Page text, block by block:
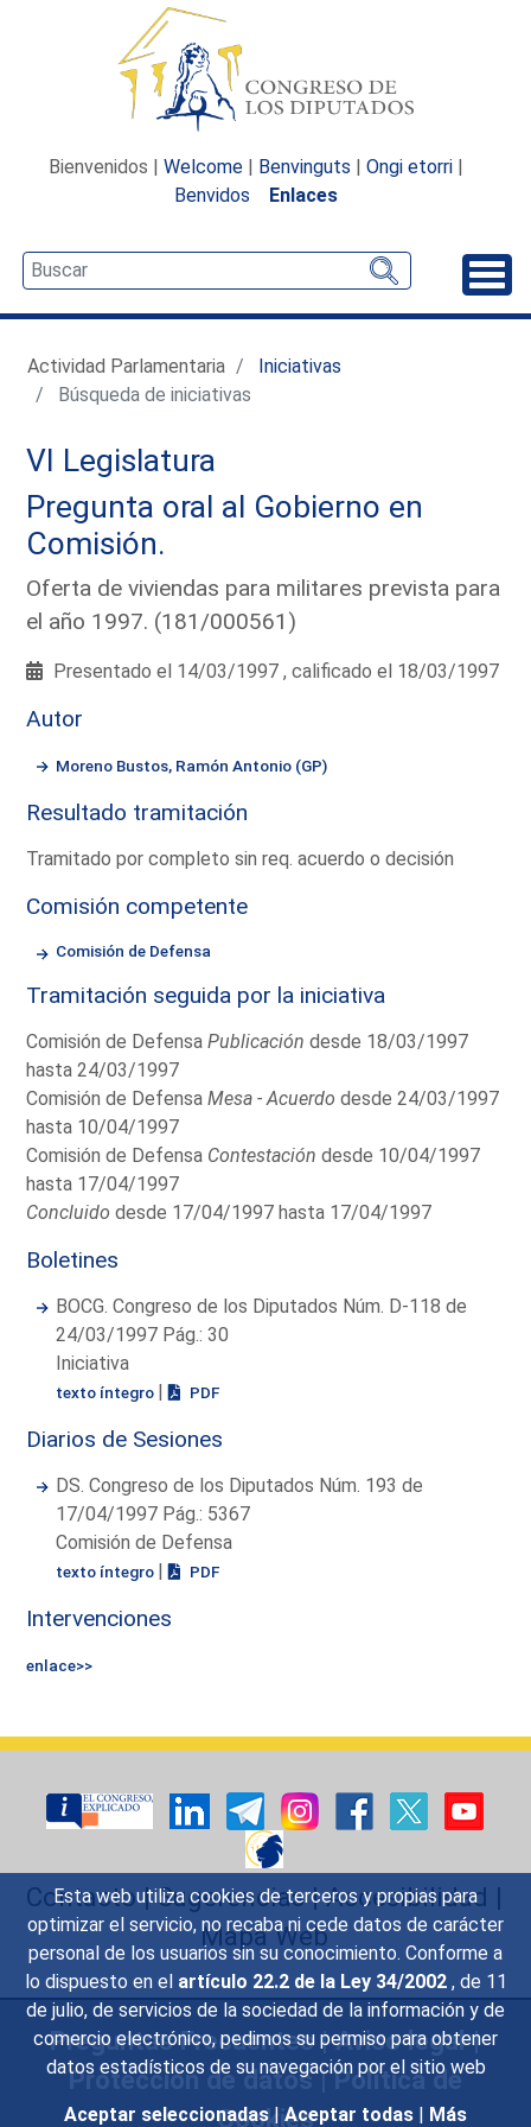
Esta web utiliza cookies de terceros y propias para
optimizar el servicio, no recaba ni cede datos de carácter
personal de los usuarios sin su conocimiento. Conforme a
lo dispuesto en el artículo 22.2 de la Ley 34/2002 , de 11
de julio, de servicios de la sociedad de la información y de
comercio electrónico, pedimos su permiso para obtener
datos estadísticos de su navegación por el sitio web
Aceptar seleccionadas | Aceptar todas | Más
Bienvenidos | Welcome | Benvinguts | Ongi etorri |
Benvidos
Enlaces
Actividad Parlamentaria
Iniciativas
Búsqueda de iniciativas
VI Legislatura
Pregunta oral al Gobierno en
Comisión.
Oferta de viviendas para militares prevista para
el año 1997. (181/000561)
Presentado el 14/03/1997 , calificado el 18/03/1997
Autor
Moreno Bustos, Ramón Antonio (GP)
Resultado tramitación
Tramitado por completo sin req. acuerdo o decisión
Comisión competente
Comisión de Defensa
Tramitación seguida por la iniciativa
Comisión de DefensaPublicación desde 18/03/1997
hasta 24/03/1997
Comisión de DefensaMesa - Acuerdo desde 24/03/1997
hasta 10/04/1997
Comisión de Defensa Contestación desde 10/04/1997
hasta 17/04/1997
Concluido desde 17/04/1997 hasta 17/04/1997
Boletines
BOCG. Congreso de los Diputados Núm. D-118 de
24/03/1997 Pág.: 30
Iniciativa
texto íntegro | PDF
Diarios de Sesiones
DS. Congreso de los Diputados Núm. 193 de
17/04/1997 Pág.: 5367
Comisión de Defensa
texto íntegro | PDF
Intervenciones
enlace>>
Contacto|Sugerencias|Accesibilidad |
Mapa Web
Preguntas Frecuentes|Aviso legal|
Protección de datos|Política de
Cookies